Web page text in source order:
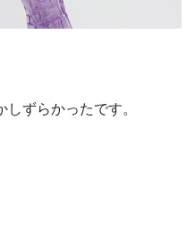
ずらかったです。